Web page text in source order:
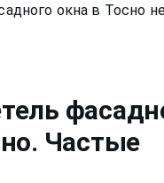
окна в Тосно
. Частые